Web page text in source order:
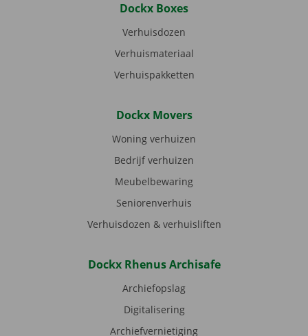
Dockx Boxes
Verhuisdozen
Verhuismateriaal
Verhuispakketten
Dockx Movers
Woning verhuizen
Bedrijf verhuizen
Meubelbewaring
Seniorenverhuis
Verhuisdozen & verhuisliften
Dockx Rhenus Archisafe
Archiefopslag
Digitalisering
Archiefvernietiging